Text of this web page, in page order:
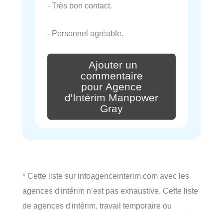
- Très bon contact.
- Personnel agréable.
Ajouter un
commentaire
pour Agence
d'Intérim Manpower
Gray
* Cette liste sur infoagenceinterim.com avec les
agences d'intérim n’est pas exhaustive. Cette liste
de agences d'intérim, travail temporaire ou